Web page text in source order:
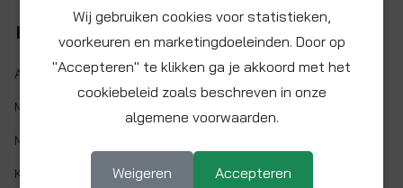
Kenmerken
Artikelnr.: PM050612E
Maat:
Materiaal:
Kleur:
Wij gebruiken cookies voor statistieken,
voorkeuren en marketingdoeleinden. Door op
"Accepteren" te klikken ga je akkoord met het
cookiebeleid zoals beschreven in onze
algemene voorwaarden.
Weigeren Accepteren